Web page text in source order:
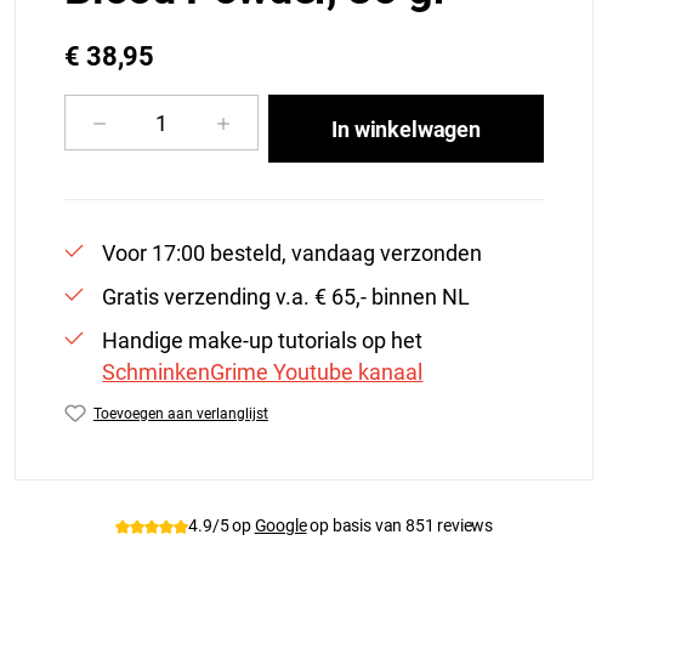
€ 38,95
Producthoeveelheid: Voer de gewenste
In winkelwagen
Voor 17:00 besteld, vandaag verzonden
Gratis verzending v.a. € 65,- binnen NL
Handige make-up tutorials op het
SchminkenGrime Youtube kanaal
Toevoegen aan verlanglijst
4.9/5 opGoogleop basis van 851 reviews